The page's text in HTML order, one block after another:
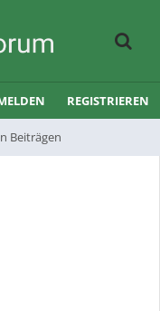
Beiträgen
REGISTRIEREN